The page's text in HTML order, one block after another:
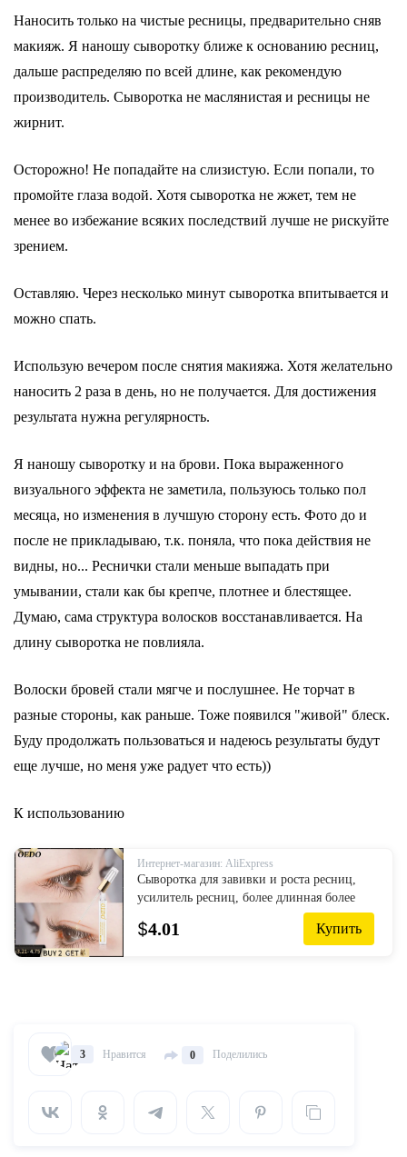
Наносить только на чистые ресницы, предварительно сняв
макияж. Я наношу сыворотку ближе к основанию ресниц,
дальше распределяю по всей длине, как рекомендую
производитель. Сыворотка не маслянистая и ресницы не
жирнит.
Осторожно! Не попадайте на слизистую. Если попали, то
промойте глаза водой. Хотя сыворотка не жжет, тем не
менее во избежание всяких последствий лучше не рискуйте
зрением.
Оставляю. Через несколько минут сыворотка впитывается и
можно спать.
Использую вечером после снятия макияжа. Хотя желательно
наносить 2 раза в день, но не получается. Для достижения
результата нужна регулярность.
Я наношу сыворотку и на брови. Пока выраженного
визуального эффекта не заметила, пользуюсь только пол
месяца, но изменения в лучшую сторону есть. Фото до и
после не прикладываю, т.к. поняла, что пока действия не
видны, но... Реснички стали меньше выпадать при
умывании, стали как бы крепче, плотнее и блестящее.
Думаю, сама структура волосков восстанавливается. На
длину сыворотка не повлияла.
Волоски бровей стали мягче и послушнее. Не торчат в
разные стороны, как раньше. Тоже появился "живой" блеск.
Буду продолжать пользоваться и надеюсь результаты будут
еще лучше, но меня уже радует что есть))
К использованию
Интернет-магазин: AliExpress
Сыворотка для завивки и роста ресниц,
усилитель ресниц, более длинная более
густая утолщенная проволока, подтяжка
бровей, Гранде, сыворотка ...
$4.01 Купить
3 Нравится 0 Поделились